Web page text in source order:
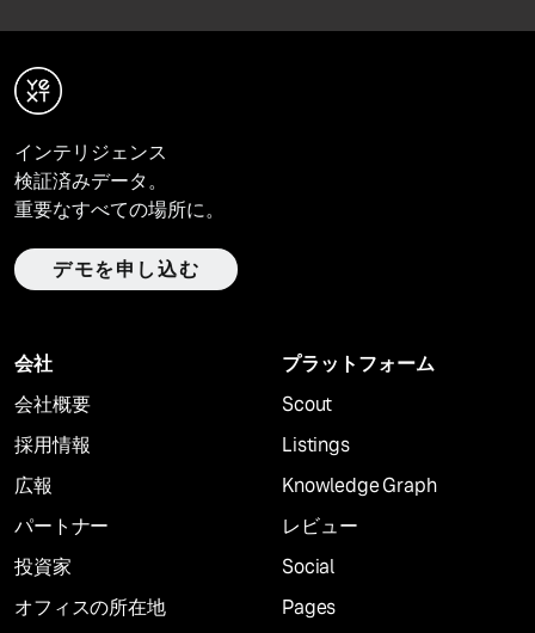
インテリジェンス
検証済みデータ。
重要なすべての場所に。
デモを申し込む
会社
会社概要
採用情報
広報
パートナー
投資家
オフィスの所在地
プラットフォーム
Scout
Listings
Knowledge Graph
レビュー
Social
Pages